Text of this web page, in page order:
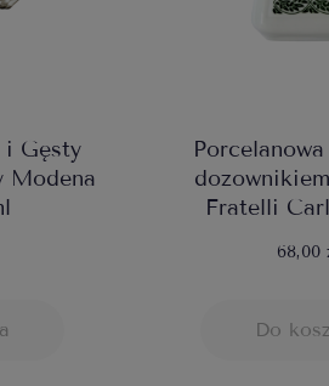
i Gęsty
Modena
Fratelli
68,00
Do